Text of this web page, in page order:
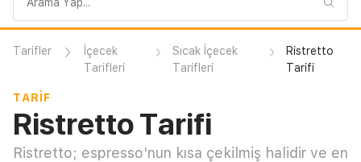
sorgusu
Tarifler
İçecek
Tarifleri
Sıcak İçecek
Tarifleri
Ristretto
Tarifi
TARIF
Ristretto Tarifi
Ristretto; espresso'nun kısa çekilmiş halidir ve en